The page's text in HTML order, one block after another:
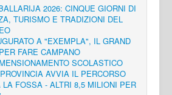
2026: CINQUE GIORNI DI
TURISMO E TRADIZIONI DEL
A "EXEMPLA", IL GRAND
FARE CAMPANO
SCOLASTICO
AVVIA IL PERCORSO
FOSSA - ALTRI 8,5 MILIONI PER